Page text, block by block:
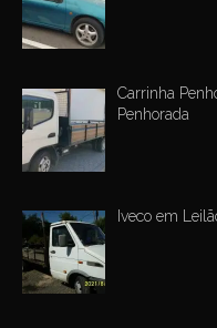
Carrinha
Penhorada
Iveco em